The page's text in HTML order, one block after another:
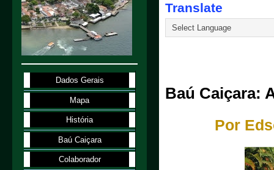
Translate
Baú Caiçara:
Por
Dados Gerais
Mapa
História
Baú Caiçara
Colaborador